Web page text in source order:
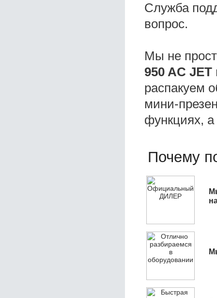
Служба
вопрос.
Мы не
950 AC JET
распакуем
мини-
функциях,
Почему